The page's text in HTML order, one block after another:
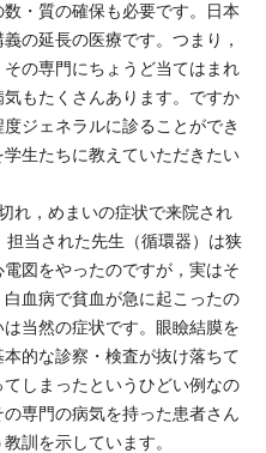
・質の確保も必要です。日本
の延長の医療です。つまり，
の専門にちょうど当てはまれ
もたくさんあります。ですか
ジェネラルに診ることができ
生たちに教えていただきたい
れ，めまいの症状で来院され
当された先生（循環器）は狭
図をやったのですが，実はそ
血病で貧血が急に起こったの
当然の症状です。眼瞼結膜を
的な診察・検査が抜け落ちて
しまったというひどい例なの
専門の病気を持った患者さん
訓を示しています。